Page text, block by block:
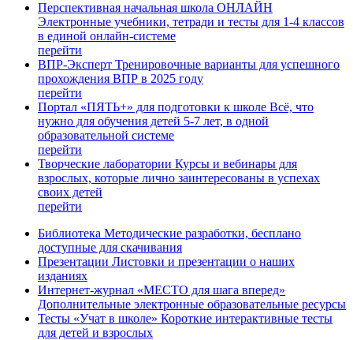
Перспективная начальная школа ОНЛАЙН
Электронные учебники, тетради и тесты для 1-4 классов
в единой онлайн-системе
перейти
ВПР-Эксперт Тренировочные варианты для успешного
прохождения ВПР в 2025 году
перейти
Портал «ПЯТЬ+» для подготовки к школе Всё, что
нужно для обучения детей 5-7 лет, в одной
образовательной системе
перейти
Творческие лаборатории Курсы и вебинары для
взрослых, которые лично заинтересованы в успехах
своих детей
перейти
Библиотека Методические разработки, бесплано
доступные для скачивания
Презентации Листовки и презентации о наших
изданиях
Интернет-журнал «МЕСТО для шага вперед»
Дополнительные электронные образовательные ресурсы
Тесты «Учат в школе» Короткие интерактивные тесты
для детей и взрослых